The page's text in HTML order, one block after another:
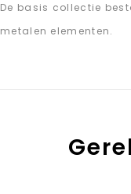
De basis collectie
metalen elementen.